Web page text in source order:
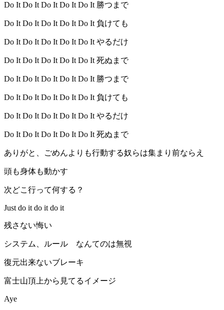
Do It Do It Do It Do It Do It 勝つまで
Do It Do It Do It Do It Do It 負けても
Do It Do It Do It Do It Do It やるだけ
Do It Do It Do It Do It Do It 死ぬまで
Do It Do It Do It Do It Do It 勝つまで
Do It Do It Do It Do It Do It 負けても
Do It Do It Do It Do It Do It やるだけ
Do It Do It Do It Do It Do It 死ぬまで
ありがと、ごめんよりも行動する奴らは集まり前ならえ
頭も身体も動かす
次どこ行って何する？
Just do it do it do it︎
残さない悔い
システム、ルール なんてのは無視
復元出来ないブレーキ
富士山頂上から見てるイメージ
Aye